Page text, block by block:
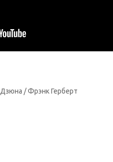
Дзюна / Фрэнк Герберт